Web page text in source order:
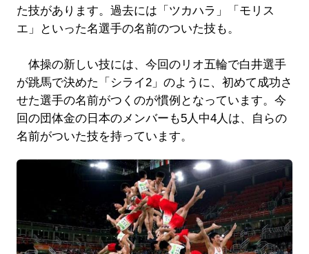
た技があります。過去には「ツカハラ」「モリス
エ」といった名選手の名前のついた技も。
体操の新しい技には、今回のリオ五輪で白井選手
が跳馬で決めた「シライ2」のように、初めて成功さ
せた選手の名前がつくのが慣例となっています。今
回の団体金の日本のメンバーも5人中4人は、自らの
名前がついた技を持っています。